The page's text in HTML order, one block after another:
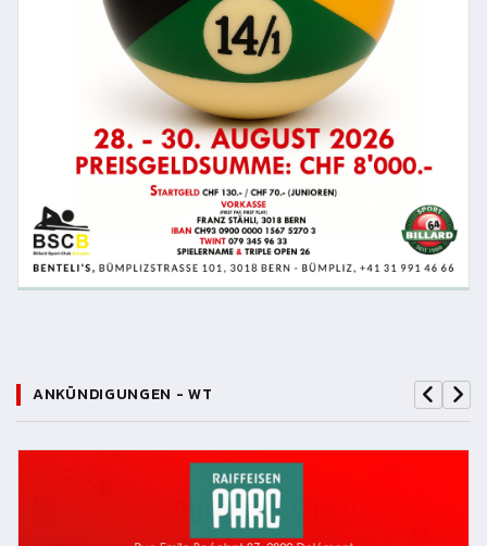
ANKÜNDIGUNGEN - WT